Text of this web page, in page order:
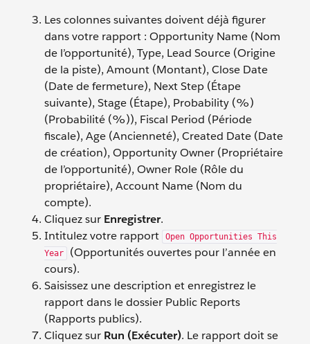
Les colonnes suivantes doivent déjà figurer
dans votre rapport : Opportunity Name (Nom
de l’opportunité), Type, Lead Source (Origine
de la piste), Amount (Montant), Close Date
(Date de fermeture), Next Step (Étape
suivante), Stage (Étape), Probability (%)
(Probabilité (%)), Fiscal Period (Période
fiscale), Age (Ancienneté), Created Date (Date
de création), Opportunity Owner (Propriétaire
de l’opportunité), Owner Role (Rôle du
propriétaire), Account Name (Nom du
compte).
Cliquez sur Enregistrer.
Intitulez votre rapport
Open Opportunities This
Year
(Opportunités ouvertes pour l’année en
cours).
Saisissez une description et enregistrez le
rapport dans le dossier Public Reports
(Rapports publics).
Cliquez sur Run (Exécuter). Le rapport doit se